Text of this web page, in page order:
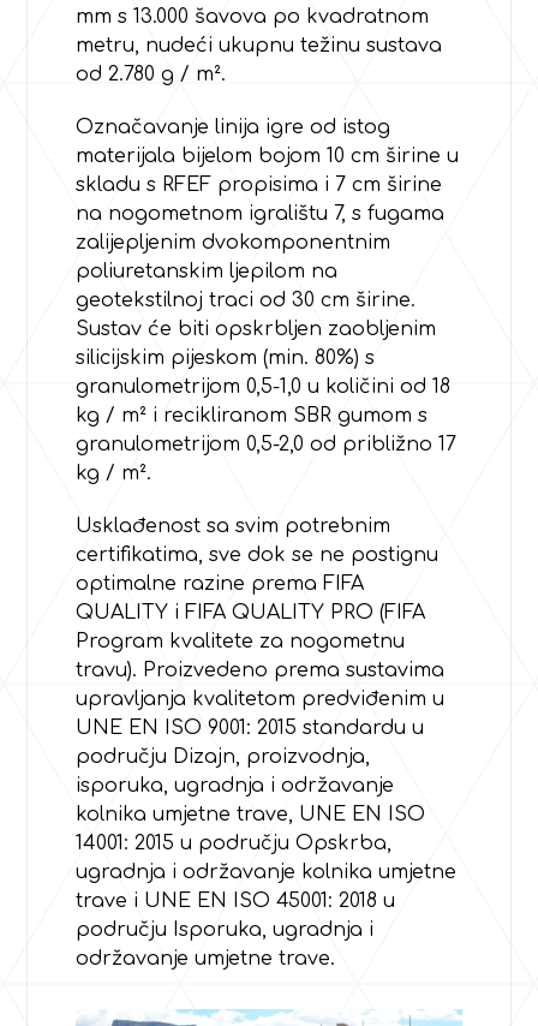
mm s 13.000 šavova po kvadratnom
metru, nudeći ukupnu težinu sustava
od 2.780 g / m².
Označavanje linija igre od istog
materijala bijelom bojom 10 cm širine u
skladu s RFEF propisima i 7 cm širine
na nogometnom igralištu 7, s fugama
zalijepljenim dvokomponentnim
poliuretanskim ljepilom na
geotekstilnoj traci od 30 cm širine.
Sustav će biti opskrbljen zaobljenim
silicijskim pijeskom (min. 80%) s
granulometrijom 0,5-1,0 u količini od 18
kg / m² i recikliranom SBR gumom s
granulometrijom 0,5-2,0 od približno 17
kg / m².
Usklađenost sa svim potrebnim
certifikatima, sve dok se ne postignu
optimalne razine prema FIFA
QUALITY i FIFA QUALITY PRO (FIFA
Program kvalitete za nogometnu
travu). Proizvedeno prema sustavima
upravljanja kvalitetom predviđenim u
UNE EN ISO 9001: 2015 standardu u
području Dizajn, proizvodnja,
isporuka, ugradnja i održavanje
kolnika umjetne trave, UNE EN ISO
14001: 2015 u području Opskrba,
ugradnja i održavanje kolnika umjetne
trave i UNE EN ISO 45001: 2018 u
području Isporuka, ugradnja i
održavanje umjetne trave.